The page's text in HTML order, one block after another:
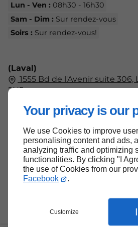
Your privacy is our
We use Cookies to improve
personalising content and ads,
analyzing traffic and optimizing
functionalities. By clicking "I
the use of Cookies from our
Facebook
.
Customize
Lun - Ven : 08h30 - 16h30
Sam - Dim : Sur rendez-vous
Soirs : Sur rendez-vous!
(Laval)
1555 Bd de l'Avenir suite 306,
2N5
Lun - Ven :
09h00 - 17h00
Sam - Dim :Fermé
Haut de